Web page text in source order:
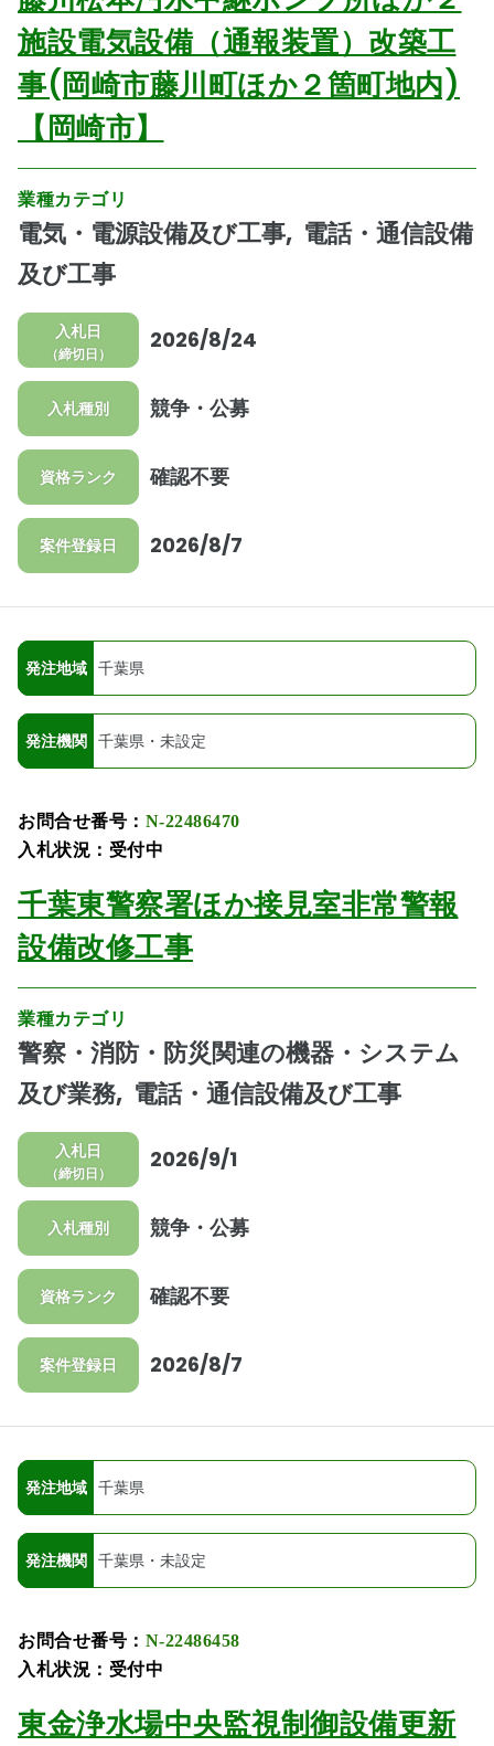
施設電気設備（通報装置）改築工
事(岡崎市藤川町ほか２箇町地内)
【岡崎市】
業種カテゴリ
電気・電源設備及び工事 電話・通信設備
及び工事
入札日
（締切日）
2026/8/24
入札種別 競争・公募
資格ランク 確認不要
案件登録日 2026/8/7
発注地域 千葉県
発注機関 千葉県・未設定
お問合せ番号： N-22486470
入札状況：受付中
千葉東警察署ほか接見室非常警報
設備改修工事
業種カテゴリ
警察・消防・防災関連の機器・システム
及び業務 電話・通信設備及び工事
入札日
（締切日）
2026/9/1
入札種別 競争・公募
資格ランク 確認不要
案件登録日 2026/8/7
発注地域 千葉県
発注機関 千葉県・未設定
お問合せ番号： N-22486458
入札状況：受付中
東金浄水場中央監視制御設備更新